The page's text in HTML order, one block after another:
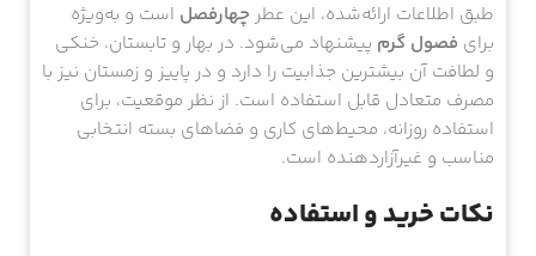
طبق اطلاعات ارائه‌شده، این عطر چهارفصل است و به‌ویژه
برای فصول گرم پیشنهاد می‌شود. در بهار و تابستان، خنکی
و لطافت آن بیشترین جذابیت را دارد و در پاییز و زمستان نیز با
مصرف متعادل قابل استفاده است. از نظر موقعیت، برای
استفاده روزانه، محیط‌های کاری و فضاهای بسته انتخابی
مناسب و غیرآزاردهنده است.
نکات خرید و استفاده